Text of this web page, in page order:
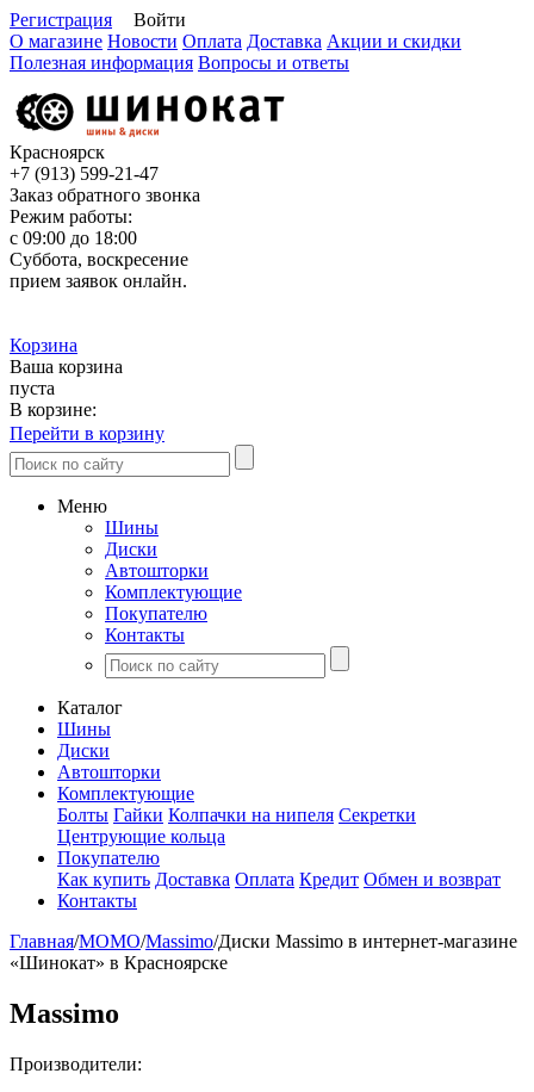
Регистрация
Войти
О магазине Новости Оплата Доставка Акции и скидки
Полезная информация Вопросы и ответы
Красноярск
+7 (913) 599-21-47
Заказ обратного звонка
Режим работы:
с 09:00 до 18:00
Суббота, воскресение
прием заявок онлайн.
Корзина
Ваша корзина
пуста
В корзине:
Перейти в корзину
Меню
Шины
Диски
Автошторки
Комплектующие
Покупателю
Контакты
Каталог
Шины
Диски
Автошторки
Комплектующие
Болты Гайки Колпачки на нипеля Секретки
Центрующие кольца
Покупателю
Как купить Доставка Оплата Кредит Обмен и возврат
Контакты
Главная/MOMO/Massimo/Диски Massimo в интернет-магазине
«Шинокат» в Красноярске
Massimo
Производители: